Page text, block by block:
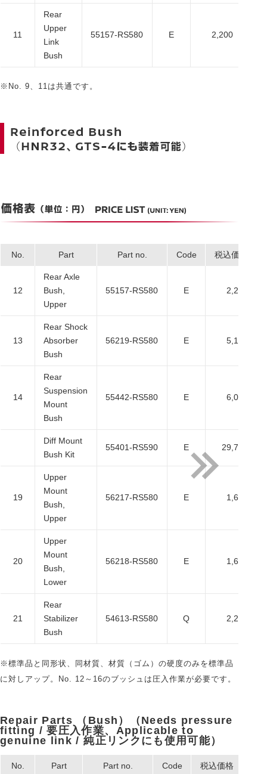
11
Rear
Upper
Link
Bush
55157-RS580 E 2,200
※No. 9、11は共通です。
No. Part Part no. Code 税込価格
12
Rear Axle
Bush,
Upper
55157-RS580 E 2,200
13
Rear Shock
Absorber
Bush
56219-RS580 E 5,170
14
Rear
Suspension
Mount
Bush
55442-RS580 E 6,050
Diff Mount
Bush Kit
55401-RS590 E 29,700
19
Upper
Mount
Bush,
Upper
56217-RS580 E 1,650
20
Upper
Mount
Bush,
Lower
56218-RS580 E 1,650
21
Rear
Stabilizer
Bush
54613-RS580 Q 2,200
※標準品と同形状、同材質、材質（ゴム）の硬度のみを標準品
に対しアップ。No. 12～16のブッシュは圧入作業が必要です。
Repair Parts （Bush）（Needs pressure
fitting / 要圧入作業、Applicable to
genuine link / 純正リンクにも使用可能）
No. Part Part no. Code 税込価格